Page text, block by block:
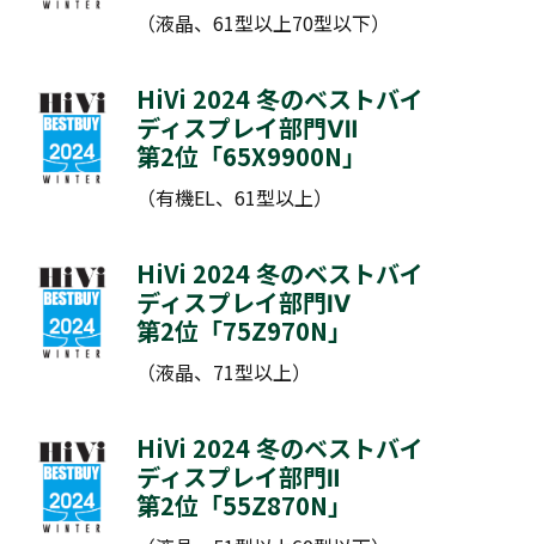
（液晶、61型以上70型以下）
HiVi 2024 冬のベストバイ
ディスプレイ部門Ⅶ
第2位「65X9900N」
（有機EL、61型以上）
HiVi 2024 冬のベストバイ
ディスプレイ部門Ⅳ
第2位「75Z970N」
（液晶、71型以上）
HiVi 2024 冬のベストバイ
ディスプレイ部門Ⅱ
第2位「55Z870N」